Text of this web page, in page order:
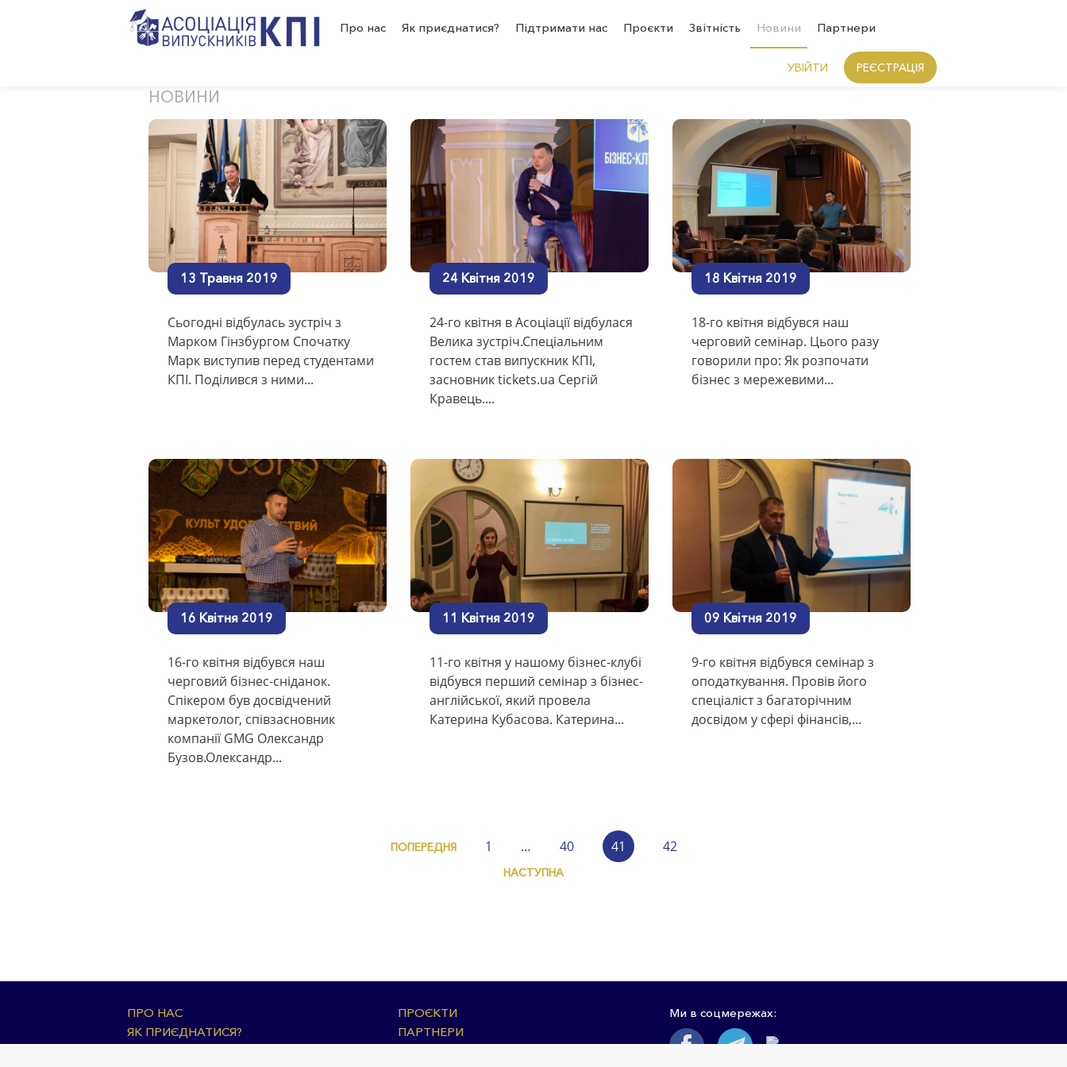
alumniKPI
Про нас Як приєднатися? Підтримати нас Проєкти Звітність Новини Партнери
УВІЙТИ РЕЄСТРАЦІЯ
НОВИНИ
13 Травня 2019
Сьогодні відбулась зустріч з
Марком Гінзбургом Спочатку
Марк виступив перед студентами
КПІ. Поділився з ними...
24 Квітня 2019
24-го квітня в Асоціації відбулася
Велика зустріч.Спеціальним
гостем став випускник КПІ,
засновник tickets.ua Сергій
Кравець....
18 Квітня 2019
18-го квітня відбувся наш
черговий семінар. Цього разу
говорили про: Як розпочати
бізнес з мережевими...
16 Квітня 2019
16-го квітня відбувся наш
черговий бізнес-сніданок.
Спікером був досвідчений
маркетолог, співзасновник
компанії GMG Олександр
Бузов.Олександр...
11 Квітня 2019
11-го квітня у нашому бізнес-клубі
відбувся перший семінар з бізнес-
англійської, який провела
Катерина Кубасова. Катерина...
09 Квітня 2019
9-го квітня відбувся семінар з
оподаткування. Провів його
спеціаліст з багаторічним
досвідом у сфері фінансів,...
ПОПЕРЕДНЯ 1 … 40 41 42
НАСТУПНА
ПРО НАС
ЯК ПРИЄДНАТИСЯ?
ПРОЄКТИ
ПАРТНЕРИ
Ми в соцмережах: